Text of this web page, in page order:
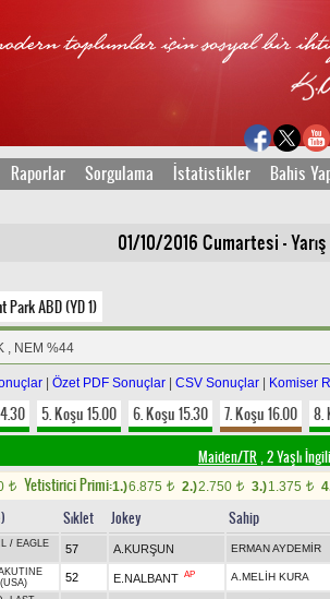
Raporlar Sorgulama İstatistikler Bahis
01/10/2016 Cumartesi -
Park ABD (YD 1)
, NEM %44
Özet PDF Sonuçlar CSV Sonuçlar Komiser
5. Koşu 15.00 6. Koşu 15.30 7. Koşu 16.00 8.
Maiden/TR, 2 Yaşlı
t Yetistirici Primi:1.)6.875 t 2.)2.750 t 3.)1.375 t
Sıklet Jokey Sahip
/ EAGLE
57 A.KURŞUN ERMAN AYDEMİR
52 E.NALBANT AP A.MELİH KURA